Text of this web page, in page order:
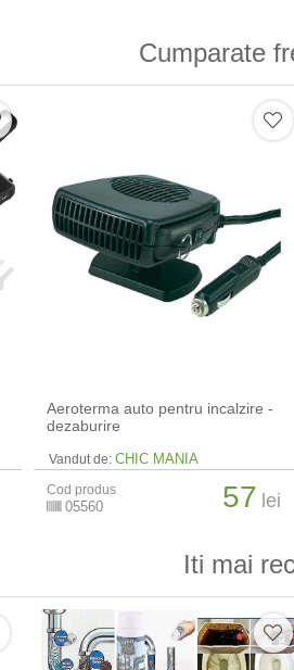
Cumparate
Aeroterma auto pentru incalzire -
dezaburire
Vandut de: CHIC MANIA
Cod produs
05560 57 lei
Iti mai